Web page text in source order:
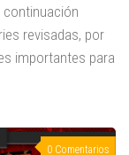
continuación
revisadas, por
importantes para
0 Comentarios